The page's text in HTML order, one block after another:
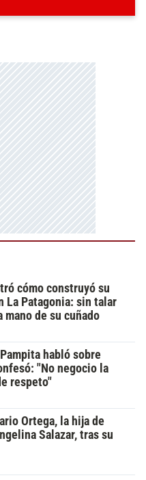
cómo construyó su
La Patagonia: sin talar
de su cuñado
habló sobre
"No negocio la
respeto"
Ortega, la hija de
Salazar, tras su